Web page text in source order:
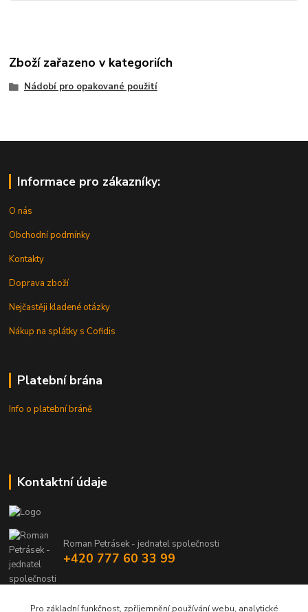
Zboží zařazeno v kategoriích
Nádobí pro opakované použití
Informace pro zákazníky:
O nás
Obchodní podmínky
Kontakty
Doprava zboží
Nejčastěji kladené otázky
Nákup na splátky s Cofidis
Platební brána
Info o platební bráně
Kontaktní údaje
Roman Petrásek - jednatel společnosti
+420 777 60 33 99
Pro základní funkčnost, zpříjemnění používání webu, analytické